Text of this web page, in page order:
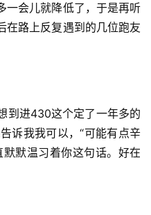
一会儿就降低了，于是再听
在路上反复遇到的几位跑友
诉我我可以，“可能有点辛
默温习着你这句话。好在